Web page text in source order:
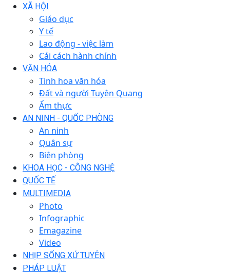
XÃ HỘI
Giáo dục
Y tế
Lao động - việc làm
Cải cách hành chính
VĂN HÓA
Tinh hoa văn hóa
Đất và người Tuyên Quang
Ẩm thực
AN NINH - QUỐC PHÒNG
An ninh
Quân sự
Biên phòng
KHOA HỌC - CÔNG NGHỆ
QUỐC TẾ
MULTIMEDIA
Photo
Infographic
Emagazine
Video
NHỊP SỐNG XỨ TUYÊN
PHÁP LUẬT